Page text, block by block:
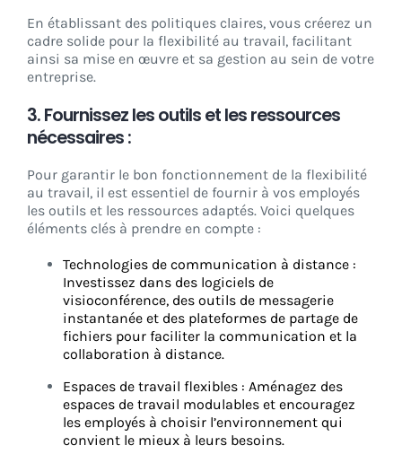
En établissant des politiques claires, vous créerez un
cadre solide pour la flexibilité au travail, facilitant
ainsi sa mise en œuvre et sa gestion au sein de votre
entreprise.
3. Fournissez les outils et les ressources
nécessaires :
Pour garantir le bon fonctionnement de la flexibilité
au travail, il est essentiel de fournir à vos employés
les outils et les ressources adaptés. Voici quelques
éléments clés à prendre en compte :
Technologies de communication à distance :
Investissez dans des logiciels de
visioconférence, des outils de messagerie
instantanée et des plateformes de partage de
fichiers pour faciliter la communication et la
collaboration à distance.
Espaces de travail flexibles : Aménagez des
espaces de travail modulables et encouragez
les employés à choisir l’environnement qui
convient le mieux à leurs besoins.